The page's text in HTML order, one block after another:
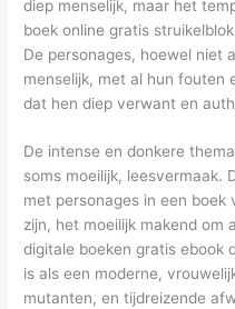
diep menselijk, maar het
boek online gratis
De personages, hoewel niet
menselijk, met al hun fouten
dat hen diep verwant en
De intense en donkere
soms moeilijk, leesvermaak.
met personages in een
zijn, het moeilijk makend om
digitale boeken gratis ebook
is als een moderne,
mutanten, en tijdreizende